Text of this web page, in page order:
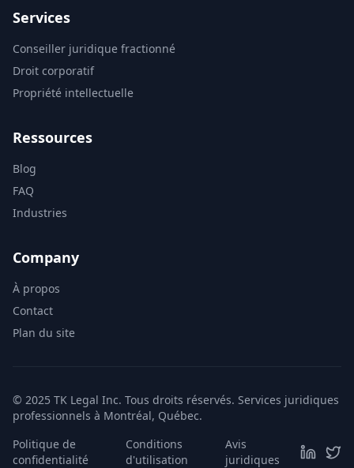
Services
Conseiller juridique fractionné
Droit corporatif
Propriété intellectuelle
Ressources
Blog
FAQ
Industries
Company
À propos
Contact
Plan du site
© 2025 TK Legal Inc. Tous droits réservés. Services juridiques
professionnels à Montréal, Québec.
Politique de
confidentialité
Conditions
d'utilisation
Avis
juridiques